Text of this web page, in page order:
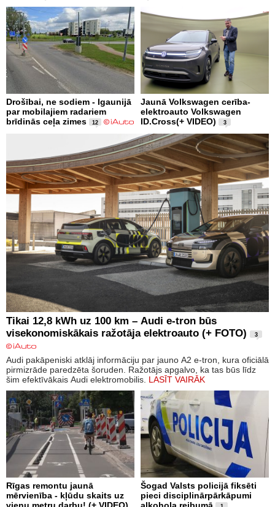
Drošībai, ne sodiem - Igaunijā
par mobilajiem radariem
brīdinās ceļa zimes
12
Jaunā Volkswagen cerība-
elektroauto Volkswagen
ID.Cross(+ VIDEO)
3
Tikai 12,8 kWh uz 100 km – Audi e-tron būs
visekonomiskākais ražotāja elektroauto (+ FOTO)
3
Audi pakāpeniski atklāj informāciju par jauno A2 e-tron, kura oficiālā
pirmizrāde paredzēta šoruden. Ražotājs apgalvo, ka tas būs līdz
šim efektīvākais Audi elektromobilis. LASĪT VAIRĀK
Rīgas remontu jaunā
mērvienība - kļūdu skaits uz
Šogad Valsts policijā fiksēti
pieci disciplinārpārkāpumi